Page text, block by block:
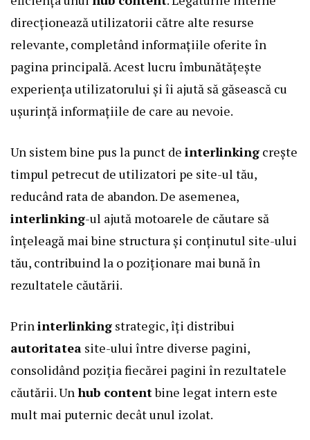
direcționează utilizatorii către alte resurse
relevante, completând informațiile oferite în
pagina principală. Acest lucru îmbunătățește
experiența utilizatorului și îi ajută să găsească cu
ușurință informațiile de care au nevoie.
Un sistem bine pus la punct de interlinking crește
timpul petrecut de utilizatori pe site-ul tău,
reducând rata de abandon. De asemenea,
interlinking-ul ajută motoarele de căutare să
înțeleagă mai bine structura și conținutul site-ului
tău, contribuind la o poziționare mai bună în
rezultatele căutării.
Prininterlinking strategic, îți distribui
autoritatea site-ului între diverse pagini,
consolidând poziția fiecărei pagini în rezultatele
căutării. Unhub contentbine legat intern este
mult mai puternic decât unul izolat.